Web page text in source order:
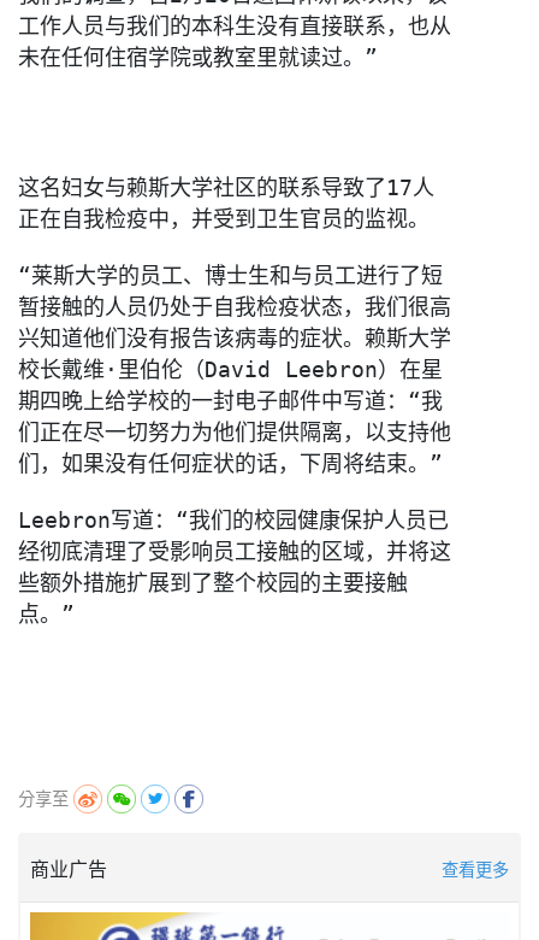
工作人员与我们的本科生没有直接联系， 也从
未在任何住宿学院或教室里就读过。”
这名妇女与赖斯大学社区的联系导致了17人
正在自我检疫中， 并受到卫生官员的监视。
“莱斯大学的员工、 博士生和与员工进行了短
暂接触的人员仍处于自我检疫状态， 我们很高
兴知道他们没有报告该病毒的症状。赖斯大学
校长戴维· 里伯伦（David Leebron）在星
期四晚上给学校的一封电子邮件中写道：“我
们正在尽一切努力为他们提供隔离，以支持他
们， 如果没有任何症状的话，下周将结束。”
Leebron写道：“我们的校园健康保护人员已
经彻底清理了受影响员工接触的区域， 并将这
些额外措施扩展到了整个校园的主要接触
点。”
分享至
商业广告 查看更多